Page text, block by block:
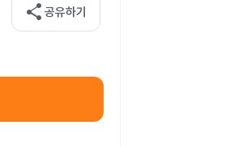
share 공유하기